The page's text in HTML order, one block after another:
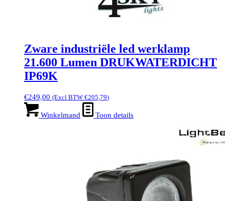
Zware industriële led werklamp
21.600 Lumen DRUKWATERDICHT
IP69K
€249,00 (Excl BTW €205,79)
Winkelmand Toon details